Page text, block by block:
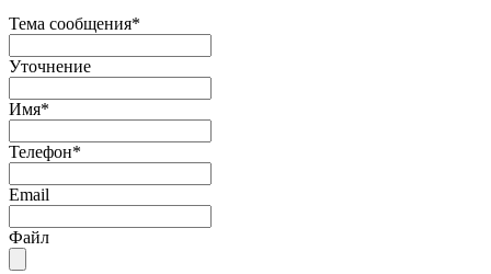
Тема сообщения*
Уточнение
Имя*
Телефон*
Email
Файл